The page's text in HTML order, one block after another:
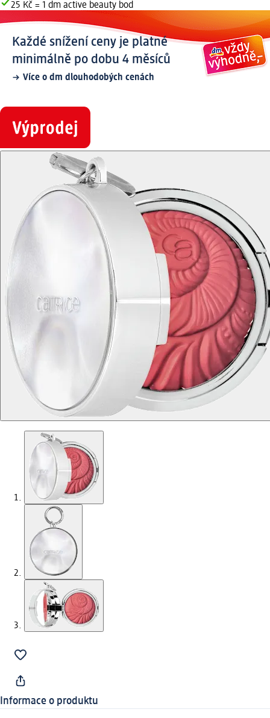
25 Kč = 1 dm active beauty bod
Každé snížení ceny je platné
minimálně po dobu 4 měsíců
Více o dm dlouhodobých cenách
Informace o produktu